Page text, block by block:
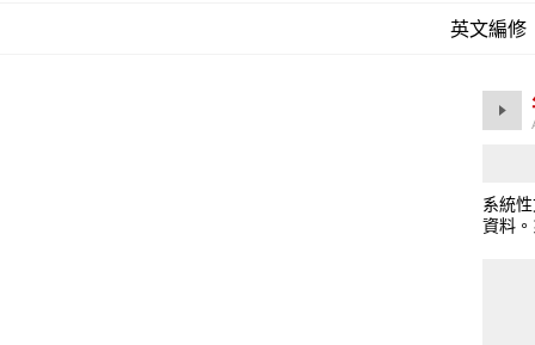
英文編修
系統
資料